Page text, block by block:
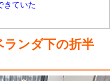
きていた
ランダ下の折半